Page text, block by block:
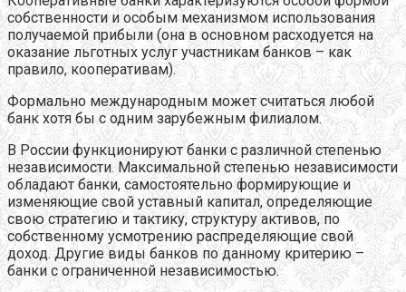
собственности и особым механизмом использования
получаемой прибыли (она в основном расходуется на
оказание льготных услуг участникам банков – как
правило, кооперативам).
Формально международным может считаться любой
банк хотя бы с одним зарубежным филиалом.
В России функционируют банки с различной степенью
независимости. Максимальной степенью независимости
обладают банки, самостоятельно формирующие и
изменяющие свой уставный капитал, определяющие
свою стратегию и тактику, структуру активов, по
собственному усмотрению распределяющие свой
доход. Другие виды банков по данному критерию –
банки с ограниченной независимостью.